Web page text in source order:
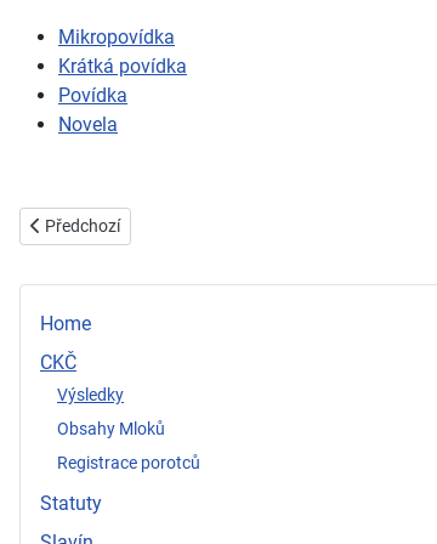
Home
CKČ
Výsledky
Obsahy Mloků
Registrace porotců
Statuty
Mikropovídka
Krátká povídka
Povídka
Novela
Předchozí článek: 2022
Předchozí